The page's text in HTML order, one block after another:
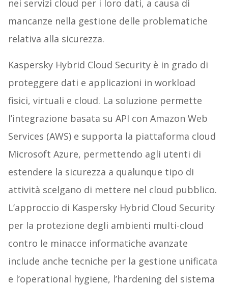
nei servizi cloud per i loro dati, a causa di
mancanze nella gestione delle problematiche
relativa alla sicurezza.
Kaspersky Hybrid Cloud Security è in grado di
proteggere dati e applicazioni in workload
fisici, virtuali e cloud. La soluzione permette
l’integrazione basata su API con Amazon Web
Services (AWS) e supporta la piattaforma cloud
Microsoft Azure, permettendo agli utenti di
estendere la sicurezza a qualunque tipo di
attività scelgano di mettere nel cloud pubblico.
L’approccio di Kaspersky Hybrid Cloud Security
per la protezione degli ambienti multi-cloud
contro le minacce informatiche avanzate
include anche tecniche per la gestione unificata
e l’operational hygiene, l’hardening del sistema